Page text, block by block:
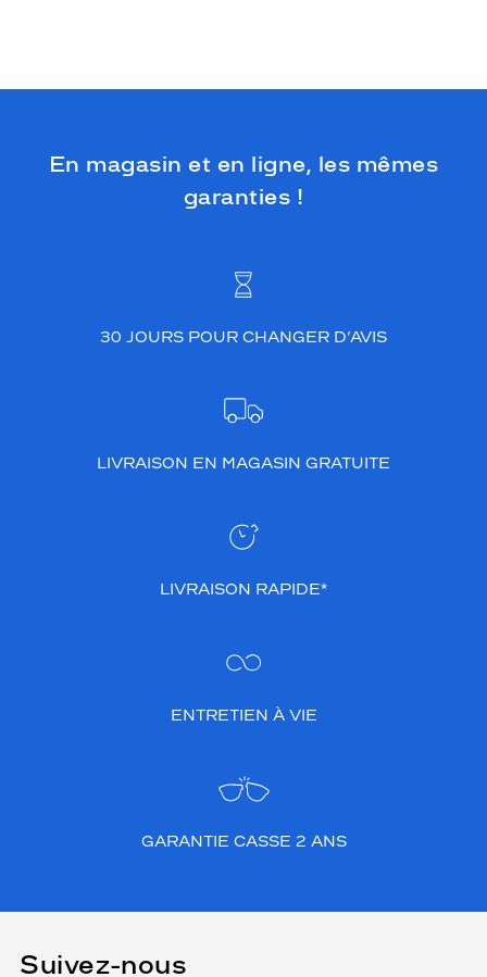
En magasin et en ligne, les mêmes
garanties !
30 JOURS POUR CHANGER D’AVIS
LIVRAISON EN MAGASIN GRATUITE
LIVRAISON RAPIDE*
ENTRETIEN À VIE
GARANTIE CASSE 2 ANS
Suivez-nous